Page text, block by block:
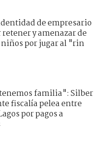
de empresario
retener y amenazar de
por jugar al "rin
familia": Silber
fiscalía pelea entre
por pagos a